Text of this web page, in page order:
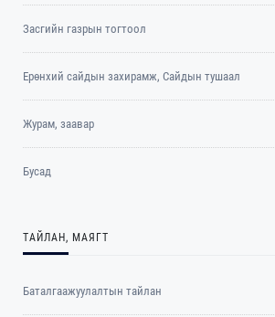
Засгийн газрын тогтоол
Ерөнхий сайдын захирамж, Сайдын тушаал
Журам, заавар
Бусад
ТАЙЛАН, МАЯГТ
Баталгаажуулалтын тайлан